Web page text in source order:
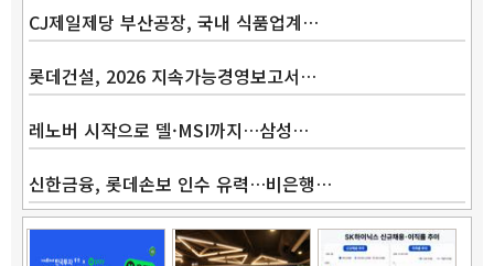
CJ제일제당 부산공장, 국내 식품업계…
롯데건설, 2026 지속가능경영보고서…
레노버 시작으로 델·MSI까지…삼성…
신한금융, 롯데손보 인수 유력…비은행…